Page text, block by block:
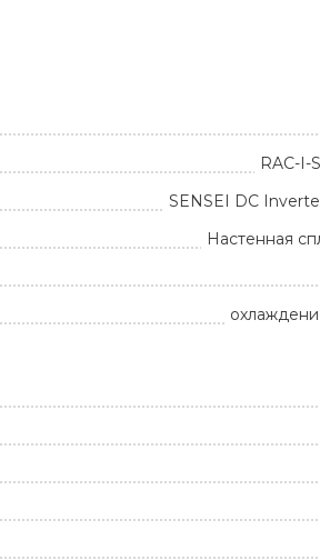
RAC-I-
SENSEI DC
Настенная